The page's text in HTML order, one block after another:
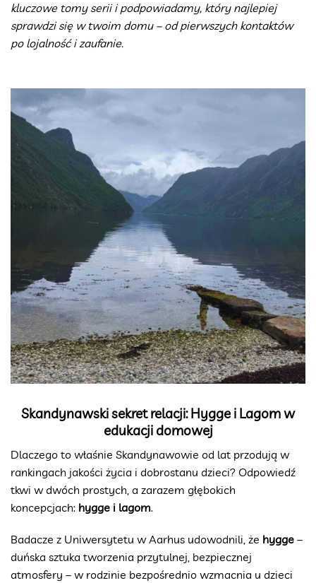
kluczowe tomy serii i podpowiadamy, który najlepiej
sprawdzi się w twoim domu – od pierwszych kontaktów
po lojalność i zaufanie.
Skandynawski sekret relacji: Hygge i Lagom w
edukacji domowej
Dlaczego to właśnie Skandynawowie od lat przodują w
rankingach jakości życia i dobrostanu dzieci? Odpowiedź
tkwi w dwóch prostych, a zarazem głębokich
koncepcjach: hygge i lagom.
Badacze z Uniwersytetu w Aarhus udowodnili, że hygge –
duńska sztuka tworzenia przytulnej, bezpiecznej
atmosfery – w rodzinie bezpośrednio wzmacnia u dzieci